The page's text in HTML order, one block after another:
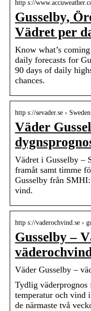
http s://
Gusselby,
Vädret per
Know what’s
daily forecasts for
90 days of daily
chances.
http s://sevader.se ›
Väder
Vädret i Gusselby –
framåt samt timme
Gusselby från
vind.
http s://vaderochvind.se ›
Gusselby –
Väder Gusselby –
Tydlig väderprognos
temperatur och vind
de närmaste två